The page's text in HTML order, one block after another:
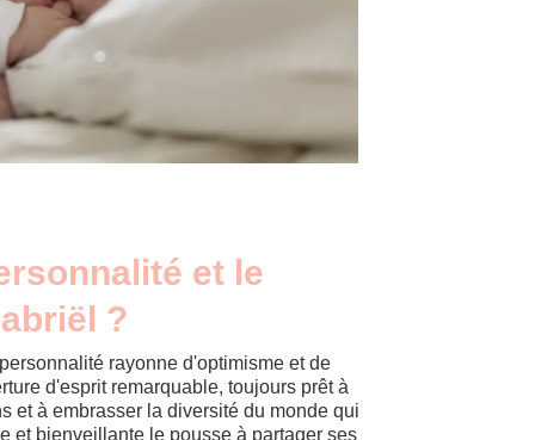
et le
?
rayonne d'optimisme et de
d'esprit remarquable, toujours prêt à
et à embrasser la diversité du monde qui
et bienveillante le pousse à partager ses